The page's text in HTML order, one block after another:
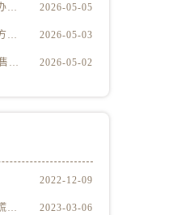
百达翡丽腕表进水了处理办法是什么 2026-05-05
百达翡丽表盘有划痕解决方法推荐 2026-05-03
2026百达翡丽中国区线下售后服务网点升级优化公告（最新电话及地址） 2026-05-02
2022-12-09
美丽且经典一款绿到你发慌的百达翡丽腕表 2023-03-06